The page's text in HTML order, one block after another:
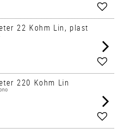
Add
22 Kohm Lin, plast
Add
220 Kohm Lin
Add